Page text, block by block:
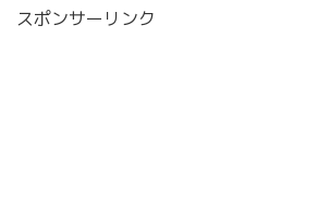
スポンサーリンク